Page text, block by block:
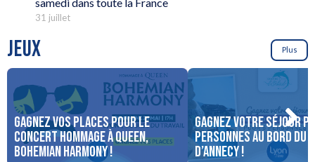
31 juillet
JEUX Plus
Gagnez vos places pour le
concert Hommage à Queen,
Bohemian Harmony !
Gagnez votre séjour
personnes au bord du
d’Annecy !